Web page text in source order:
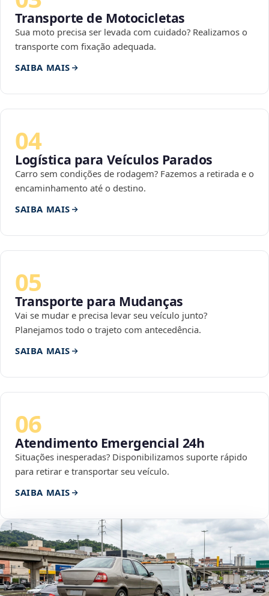
Transporte de Motocicletas
Sua moto precisa ser levada com cuidado? Realizamos o
transporte com fixação adequada.
SAIBA MAIS
04
Logística para Veículos Parados
Carro sem condições de rodagem? Fazemos a retirada e o
encaminhamento até o destino.
SAIBA MAIS
05
Transporte para Mudanças
Vai se mudar e precisa levar seu veículo junto?
Planejamos todo o trajeto com antecedência.
SAIBA MAIS
06
Atendimento Emergencial 24h
Situações inesperadas? Disponibilizamos suporte rápido
para retirar e transportar seu veículo.
SAIBA MAIS